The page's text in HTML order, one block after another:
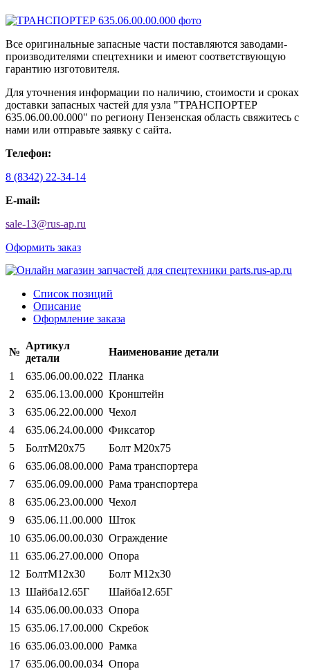
Все оригинальные запасные части поставляются заводами-
производителями спецтехники и имеют соответствующую
гарантию изготовителя.
Для уточнения информации по наличию, стоимости и сроках
доставки запасных частей для узла "ТРАНСПОРТЕР
635.06.00.00.000" по региону Пензенская область свяжитесь с
нами или отправьте заявку с сайта.
Телефон:
8 (8342) 22-34-14
E-mail:
sale-13@rus-ap.ru
Оформить заказ
Список позиций
Описание
Оформление заказа
№
Артикул
детали
Наименование детали
1 635.06.00.00.022 Планка
2
635.06.13.00.000 Кронштейн
3
635.06.22.00.000 Чехол
4
635.06.24.00.000 Фиксатор
5
БолтМ20х75
Болт М20х75
6
635.06.08.00.000 Рама транспортера
7
635.06.09.00.000 Рама транспортера
8
635.06.23.00.000 Чехол
9
635.06.11.00.000 Шток
10 635.06.00.00.030 Ограждение
11
635.06.27.00.000 Опора
12 БолтМ12х30
Болт М12х30
13 Шайба12.65Г
Шайба12.65Г
14 635.06.00.00.033 Опора
15 635.06.17.00.000 Скребок
16 635.06.03.00.000 Рамка
17 635.06.00.00.034 Опора